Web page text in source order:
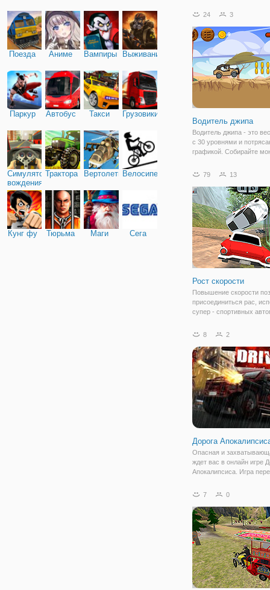
Поезда Аниме Вампиры Выживание
Паркур Автобус Такси Грузовики
Симулятор
вождения
Трактора ВертолетыВелосипед
Кунг фу Тюрьма Маги Сега
вы вести грузовик?
назначения. Доставьте
бревнам и прикрепите
грузовику, а
24 3
Водитель джипа
Водитель джипа - это
с 30 уровнями и
графикой. Собирайте
с вращением, чтобы
автомобили в гараже и
модернизировать
79 13
Рост скорости
Повышение скорости
присоединиться рас,
супер - спортивных
треков. Как вы
бонусы, чтобы
автомобили или
8 2
Дорога
Опасная и
ждет вас в онлайн игре
Апокалипсиса. Игра
улицах города вы все
свежей крови. Здесь вы
управлять
7 0